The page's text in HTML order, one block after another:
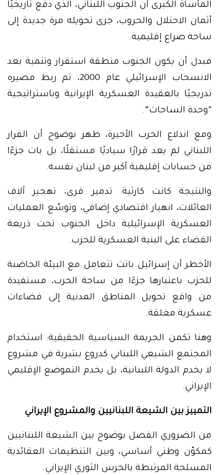
المأساة الكبرى أن الجنوب اللبناني، الذي دفع تاريخيًا
أثمان الاحتلال والحروب، جرى تحويله مرة جديدة إلى
ساحة صراع إقليمية.
فبدل أن يكون الجنوب منطقة استقرار وتنمية بعد
الانسحاب الإسرائيلي عام 2000، تم ربط مصيره
تدريجيًا بالعقيدة العسكرية الإيرانية وباستراتيجية
“وحدة الساحات”.
ومع اندلاع الحرب الأخيرة، ظهر بوضوح أن القرار
اللبناني لم يعد قرارًا سياديًا مستقلًا، بل بات جزءًا
من حسابات إقليمية أكبر من لبنان نفسه.
والنتيجة كانت كارثية: تدمير قرى، تهجير آلاف
العائلات، انهيار اقتصادي إضافي، وتوسّع العمليات
العسكرية الإسرائيلية داخل الجنوب تحت ذريعة
القضاء على البنية العسكرية للحزب.
الأخطر أن إسرائيل باتت تتعامل مع البيئة الحاضنة
للحزب باعتبارها جزءًا من ساحة الحرب، مستفيدة
من واقع تحويل المناطق المدنية إلى فضاءات
عسكرية مغلقة.
وهنا تكمن الجريمة السياسية الحقيقية: استخدام
المجتمع الشيعي اللبناني كدروع بشرية في مشروع
لا يخدم الدولة اللبنانية، بل يخدم التموضع الإقليمي
الإيراني.
التمييز بين الشيعة اللبنانيين والمشروع الإيراني
من الضروري الفصل بوضوح بين الشيعة اللبنانيين
كمكوّن وطني أساسي، وبين التنظيمات العقائدية
المسلحة المرتبطة بالحرس الثوري الإيراني.